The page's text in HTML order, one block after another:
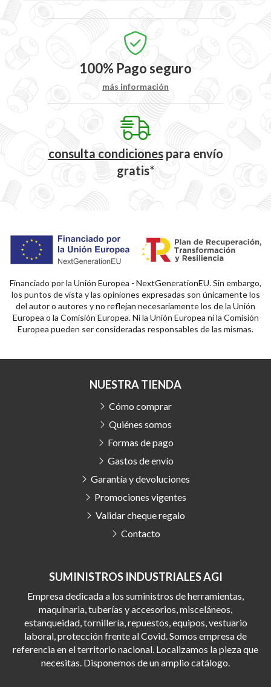
100% Pago seguro
más información
consulta condicionespara envío
gratis*
Financiado por la Unión Europea - NextGenerationEU. Sin embargo,
los puntos de vista y las opiniones expresadas son únicamente los
del autor o autores y no reflejan necesariamente los de la Unión
Europea o la Comisión Europea. Ni la Unión Europea ni la Comisión
Europea pueden ser consideradas responsables de las mismas.
SUMINISTROS INDUSTRIALES AGI
Empresa dedicada a los suministros de herramientas,
maquinaria, tuberías y accesorios, misceláneos,
estanqueidad, tornillería, repuestos, equipos, vestuario
laboral, protección frente al Covid. Somos empresa de
referencia en el territorio nacional. Localizamos la pieza que
necesitas. Disponemos de un amplio catálogo.
NUESTRA TIENDA
Cómo comprar
Quiénes somos
Formas de pago
Gastos de envío
Garantía y devoluciones
Promociones vigentes
Validar cheque regalo
Contacto